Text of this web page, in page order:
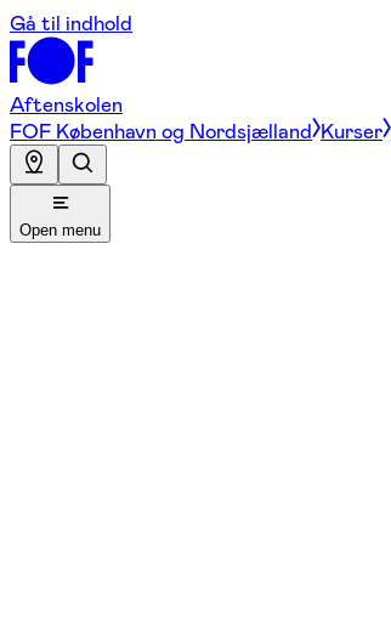
Gå til indhold
Aftenskolen
FOF København og Nordsjælland Kurser
Open menu